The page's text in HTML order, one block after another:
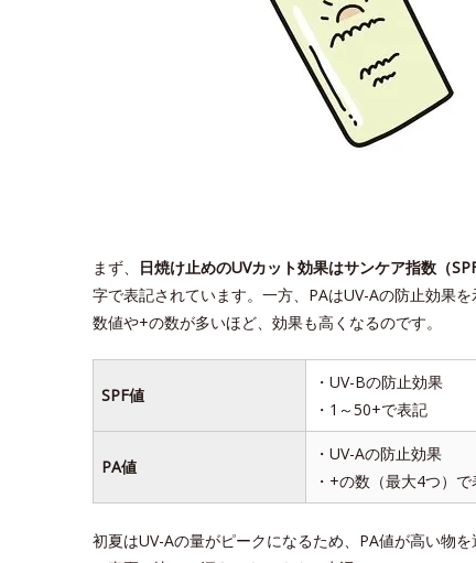
まず、 日焼け止めのUVカット効果はサンケア指数（
字で表記されています。一方、PAはUV-Aの防止効果
数値や+の数が多いほど、効果も高くなるのです。
SPF値
・UV-Bの防止効果
・1～50+で表記
PA値
・UV-Aの防止効果
・+の数（最大4つ）
初夏はUV-Aの量がピークになるため、PA値が高い物